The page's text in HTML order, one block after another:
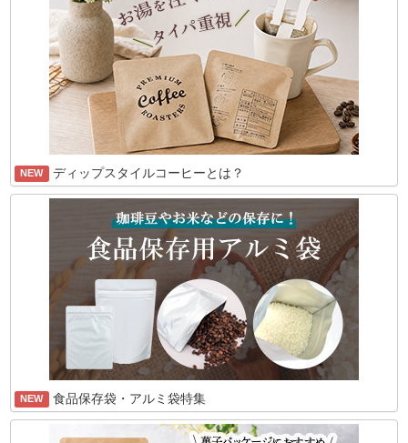
NEW ディップスタイルコーヒーとは？
NEW 食品保存袋・アルミ袋特集